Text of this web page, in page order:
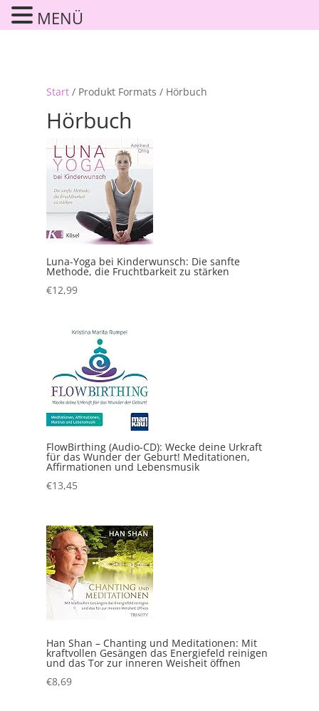
Start/ Produkt Formats / Hörbuch
Hörbuch
Luna-Yoga bei Kinderwunsch: Die sanfte
Methode, die Fruchtbarkeit zu stärken
€12,99
FlowBirthing (Audio-CD): Wecke deine Urkraft
für das Wunder der Geburt! Meditationen,
Affirmationen und Lebensmusik
€13,45
Han Shan – Chanting und Meditationen: Mit
kraftvollen Gesängen das Energiefeld reinigen
und das Tor zur inneren Weisheit öffnen
€8,69
MENÜ